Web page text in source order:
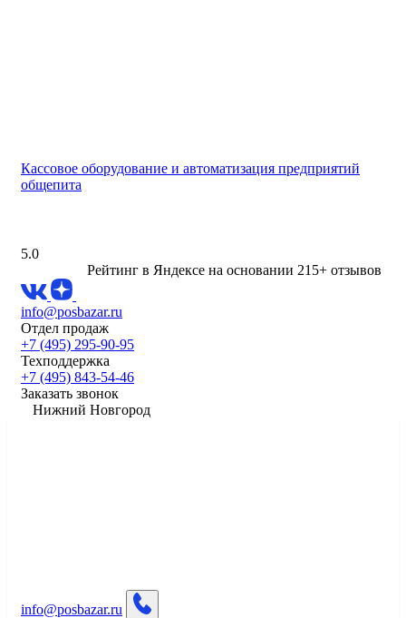
Кассовое оборудование и автоматизация предприятий
общепита
5.0
Рейтинг в Яндексе на основании 215+ отзывов
info@posbazar.ru
Отдел продаж
+7 (495) 295-90-95
Техподдержка
+7 (495) 843-54-46
Заказать звонок
Нижний Новгород
info@posbazar.ru